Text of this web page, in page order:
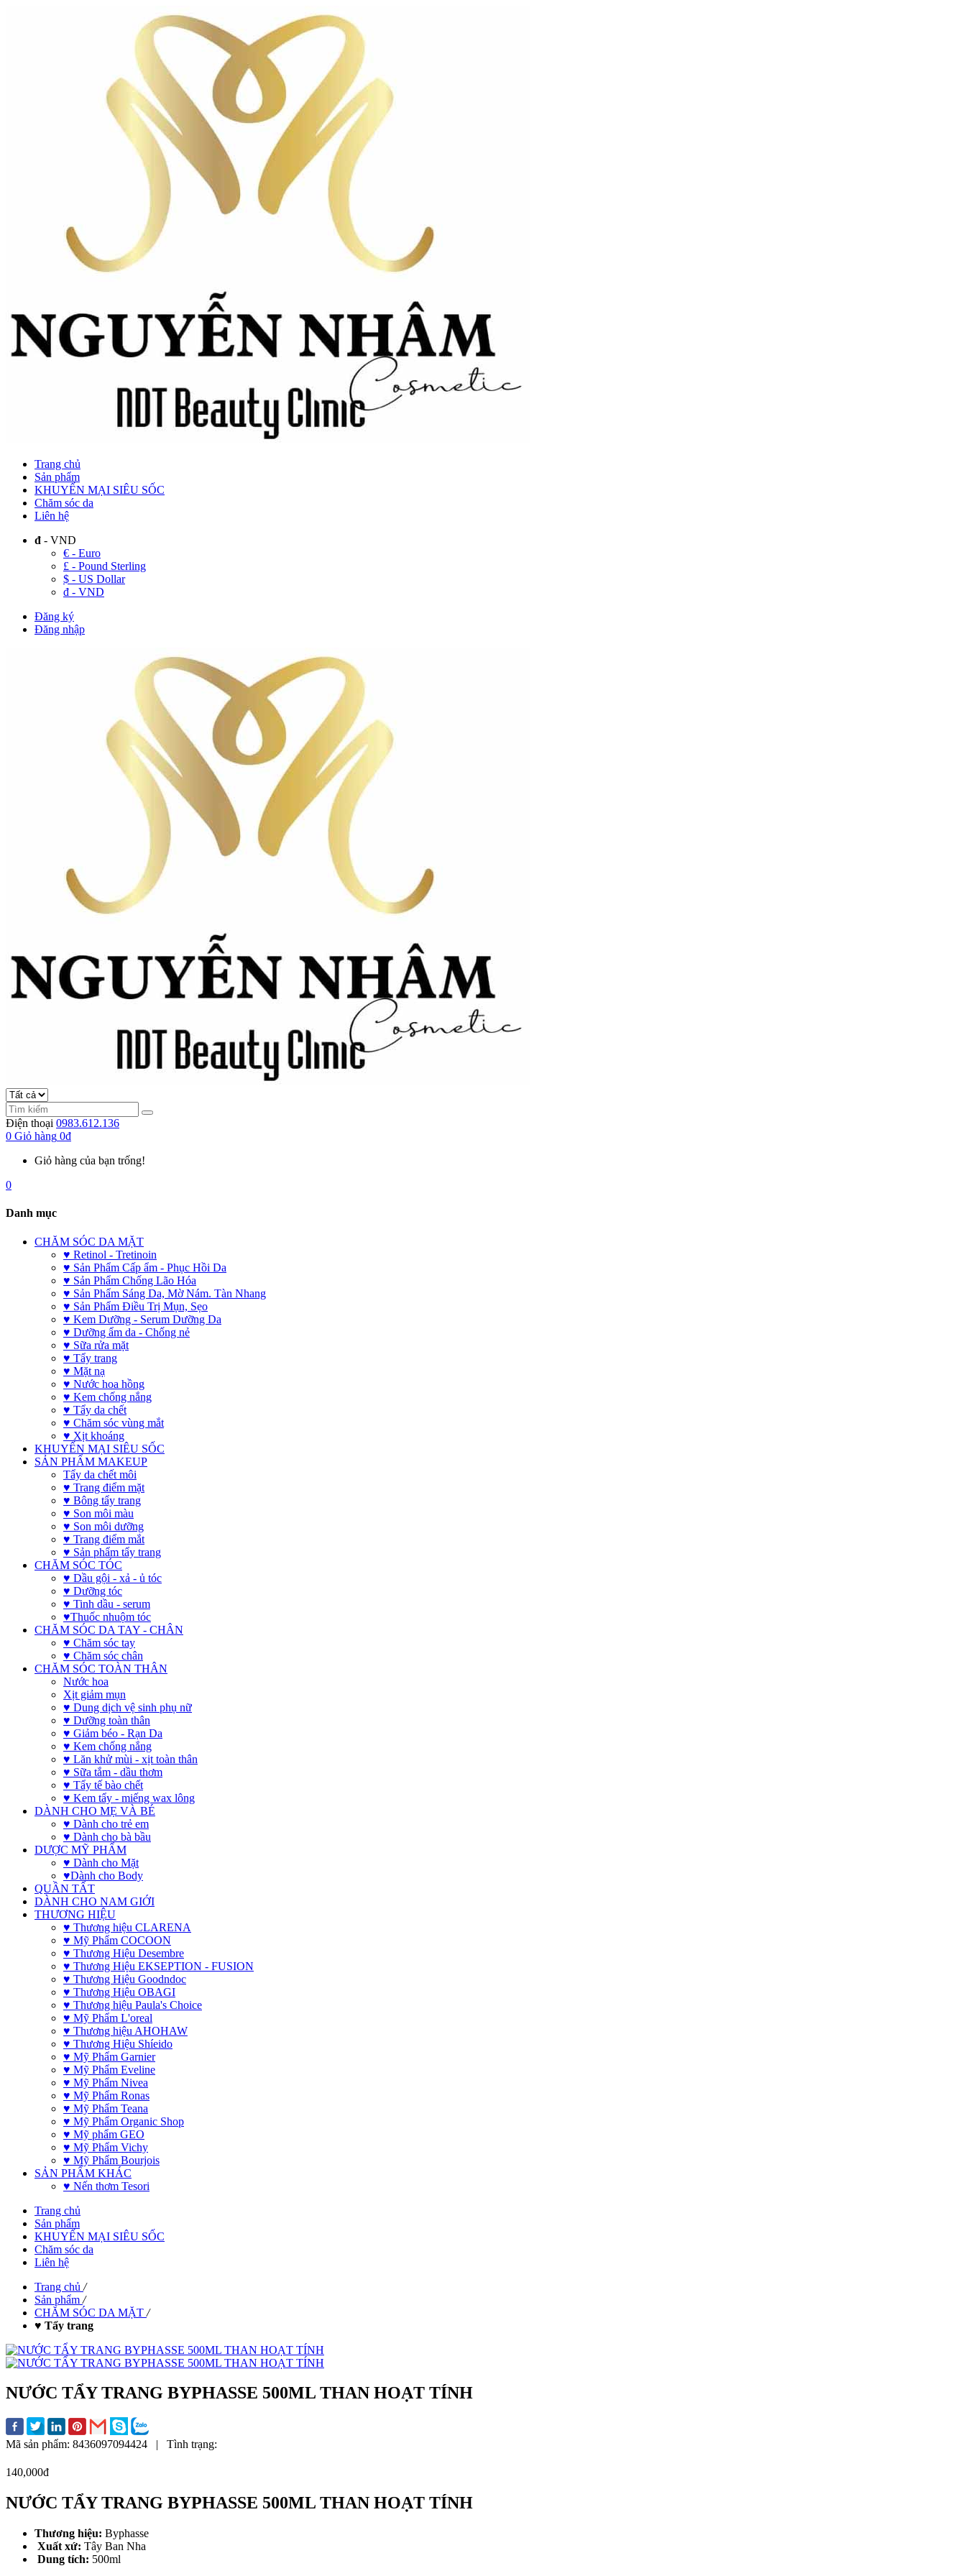
Trang chủ
Sản phẩm
KHUYẾN MẠI SIÊU SỐC
Chăm sóc da
Liên hệ
đ - VND
€ - Euro
£ - Pound Sterling
$ - US Dollar
đ - VND
Đăng ký
Đăng nhập
Điện thoại 0983.612.136
0 Giỏ hàng 0đ
Giỏ hàng của bạn trống!
0
Danh mục
CHĂM SÓC DA MẶT
♥ Retinol - Tretinoin
♥ Sản Phẩm Cấp ẩm - Phục Hồi Da
♥ Sản Phẩm Chống Lão Hóa
♥ Sản Phẩm Sáng Da, Mờ Nám. Tàn Nhang
♥ Sản Phẩm Điều Trị Mụn, Sẹo
♥ Kem Dưỡng - Serum Dưỡng Da
♥ Dưỡng ẩm da - Chống nẻ
♥ Sữa rửa mặt
♥ Tẩy trang
♥ Mặt nạ
♥ Nước hoa hồng
♥ Kem chống nắng
♥ Tẩy da chết
♥ Chăm sóc vùng mắt
♥ Xịt khoáng
KHUYẾN MẠI SIÊU SỐC
SẢN PHẨM MAKEUP
Tẩy da chết môi
♥ Trang điểm mặt
♥ Bông tẩy trang
♥ Son môi màu
♥ Son môi dưỡng
♥ Trang điểm mắt
♥ Sản phẩm tẩy trang
CHĂM SÓC TÓC
♥ Dầu gội - xả - ủ tóc
♥ Dưỡng tóc
♥ Tinh dầu - serum
♥Thuốc nhuộm tóc
CHĂM SÓC DA TAY - CHÂN
♥ Chăm sóc tay
♥ Chăm sóc chân
CHĂM SÓC TOÀN THÂN
Nước hoa
Xịt giảm mụn
♥ Dung dịch vệ sinh phụ nữ
♥ Dưỡng toàn thân
♥ Giảm béo - Rạn Da
♥ Kem chống nắng
♥ Lăn khử mùi - xịt toàn thân
♥ Sữa tắm - dầu thơm
♥ Tẩy tế bào chết
♥ Kem tẩy - miếng wax lông
DÀNH CHO MẸ VÀ BÉ
♥ Dành cho trẻ em
♥ Dành cho bà bầu
DƯỢC MỸ PHẨM
♥ Dành cho Mặt
♥Dành cho Body
QUẦN TẤT
DÀNH CHO NAM GIỚI
THƯƠNG HIỆU
♥ Thương hiệu CLARENA
♥ Mỹ Phẩm COCOON
♥ Thương Hiệu Desembre
♥ Thương Hiệu EKSEPTION - FUSION
♥ Thương Hiệu Goodndoc
♥ Thương Hiệu OBAGI
♥ Thương hiệu Paula's Choice
♥ Mỹ Phẩm L'oreal
♥ Thương hiệu AHOHAW
♥ Thương Hiệu Shíeido
♥ Mỹ Phẩm Garnier
♥ Mỹ Phẩm Eveline
♥ Mỹ Phẩm Nivea
♥ Mỹ Phẩm Ronas
♥ Mỹ Phẩm Teana
♥ Mỹ Phẩm Organic Shop
♥ Mỹ phẩm GEO
♥ Mỹ Phẩm Vichy
♥ Mỹ Phẩm Bourjois
SẢN PHẨM KHÁC
♥ Nến thơm Tesori
Trang chủ
Sản phẩm
KHUYẾN MẠI SIÊU SỐC
Chăm sóc da
Liên hệ
Trang chủ /
Sản phẩm /
CHĂM SÓC DA MẶT /
♥ Tẩy trang
NƯỚC TẨY TRANG BYPHASSE 500ML THAN HOẠT TÍNH
Mã sản phẩm: 8436097094424 | Tình trạng:
140,000đ
NƯỚC TẨY TRANG BYPHASSE 500ML THAN HOẠT TÍNH
Thương hiệu: Byphasse
Xuất xứ: Tây Ban Nha
Dung tích: 500ml